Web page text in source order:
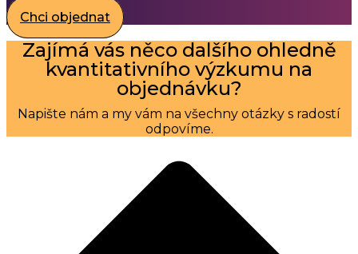
Chci objednat
Zajímá vás něco dalšího ohledně
kvantitativního výzkumu na
objednávku?
Napište nám a my vám na všechny otázky s radostí
odpovíme.